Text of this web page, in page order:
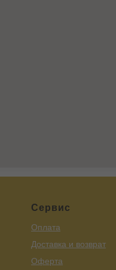
Сервис
Оплата
Доставка и возврат
Оферта